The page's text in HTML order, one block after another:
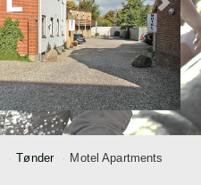
Tønder Motel Apartments